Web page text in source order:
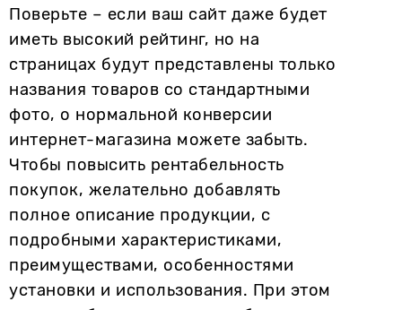
Поверьте – если ваш сайт даже будет
иметь высокий рейтинг, но на
страницах будут представлены только
названия товаров со стандартными
фото, о нормальной конверсии
интернет-магазина можете забыть.
Чтобы повысить рентабельность
покупок, желательно добавлять
полное описание продукции, с
подробными характеристиками,
преимуществами, особенностями
установки и использования. При этом